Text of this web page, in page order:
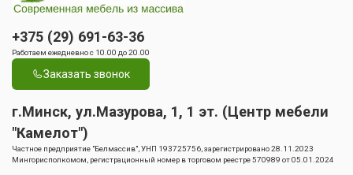
+375 (29) 691-63-36
Работаем ежедневно с 10.00 до 20.00
Заказать звонок
г.Минск, ул.Мазурова, 1, 1 эт. (Центр мебели
"Камелот")
Частное предприятие "Белмассив", УНП 193725756, зарегистрировано 28.11.2023
Мингорисполкомом, регистрационный номер в торговом реестре 570989 от 05.01.2024